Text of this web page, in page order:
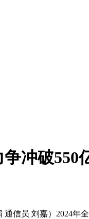
冲破550
员 刘嘉）2024年